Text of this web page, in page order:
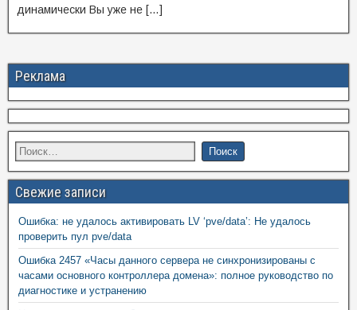
динамически Вы уже не […]
Реклама
Свежие записи
Ошибка: не удалось активировать LV ‘pve/data’: Не удалось
проверить пул pve/data
Ошибка 2457 «Часы данного сервера не синхронизированы с
часами основного контроллера домена»: полное руководство по
диагностике и устранению